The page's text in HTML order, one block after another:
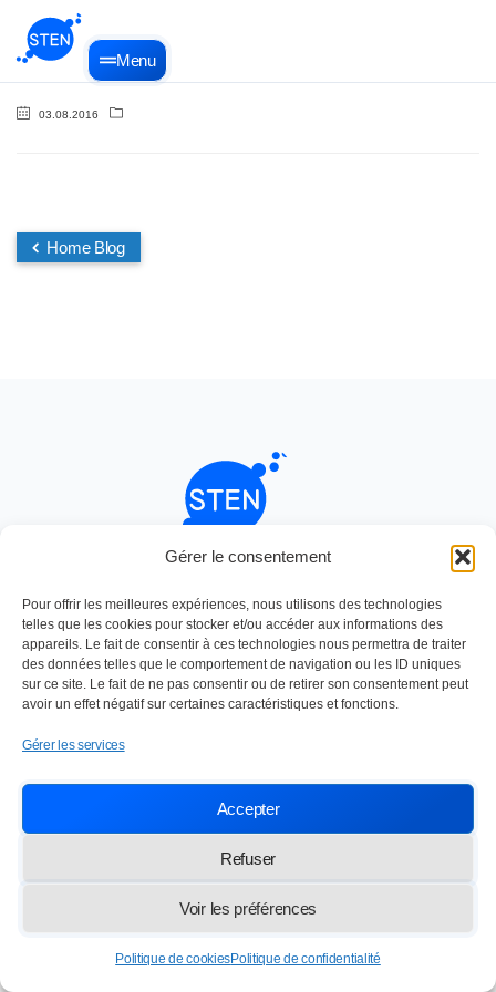
Gérer le consentement
Pour offrir les meilleures expériences, nous utilisons des technologies
telles que les cookies pour stocker et/ou accéder aux informations des
appareils. Le fait de consentir à ces technologies nous permettra de traiter
des données telles que le comportement de navigation ou les ID uniques
sur ce site. Le fait de ne pas consentir ou de retirer son consentement peut
avoir un effet négatif sur certaines caractéristiques et fonctions.
Gérer les services
Accepter
Refuser
Voir les préférences
Politique de cookiesPolitique de confidentialité
Menu
03.08.2016
Home Blog
Nettoyage industriel depuis 1984
Paris,13 rue des Frères Lumière 77100 Meaux
info@lasten.fr 01 64 36 48 20
© 2026 STEN — Tous droits réservés